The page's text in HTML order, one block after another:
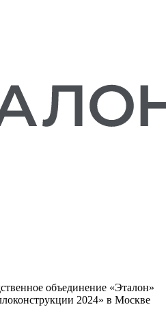
объединение «Эталон»
2024» в Москве